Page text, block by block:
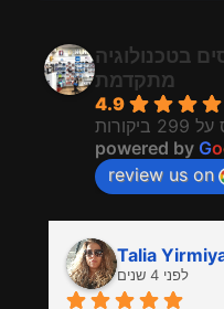
בטכנולוגיה
מתקדמת
4.9
powered by Go
review us on
Talia
לפני 4 שנים